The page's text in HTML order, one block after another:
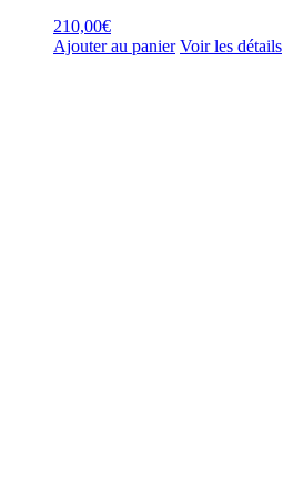
210,00€
Ajouter au panier Voir les détails